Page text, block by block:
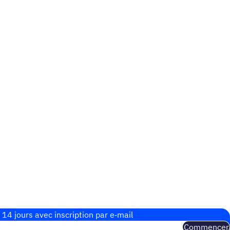
jours avec inscrip­tion par e‑mail
Commencer